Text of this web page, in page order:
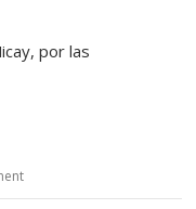
por las